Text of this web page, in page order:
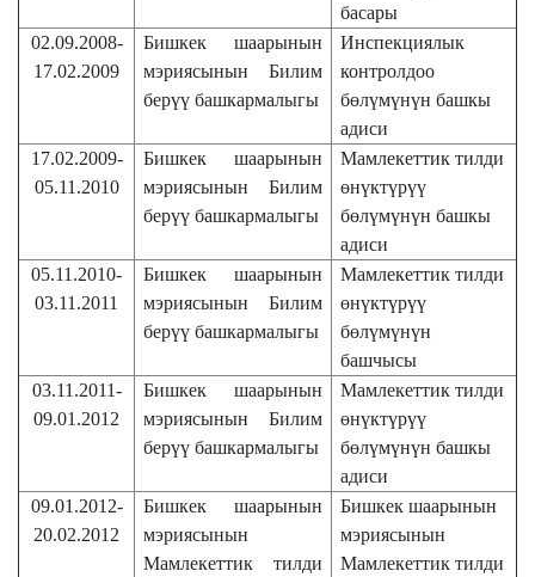
басары
02.09.2008-
17.02.2009
Бишкек шаарынын
мэриясынын Билим
берүү башкармалыгы
Инспекциялык
контролдоо
бөлүмүнүн башкы
адиси
17.02.2009-
05.11.2010
Бишкек шаарынын
мэриясынын Билим
берүү башкармалыгы
Мамлекеттик тилди
өнүктүрүү
бөлүмүнүн башкы
адиси
05.11.2010-
03.11.2011
Бишкек шаарынын
мэриясынын Билим
берүү башкармалыгы
Мамлекеттик тилди
өнүктүрүү
бөлүмүнүн
башчысы
03.11.2011-
09.01.2012
Бишкек шаарынын
мэриясынын Билим
берүү башкармалыгы
Мамлекеттик тилди
өнүктүрүү
бөлүмүнүн башкы
адиси
09.01.2012-
20.02.2012
Бишкек шаарынын
мэриясынын
Мамлекеттик тилди
Бишкек шаарынын
мэриясынын
Мамлекеттик тилди